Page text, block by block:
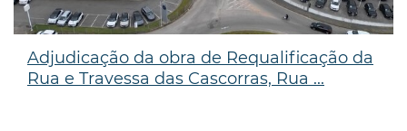
Adjudicação da obra de Requalificação da
Rua e Travessa das Cascorras, Rua ...